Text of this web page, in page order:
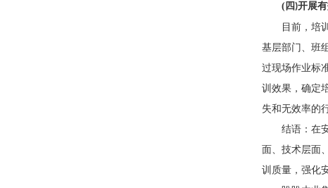
( 四 )开展
目前，培
基层部门、班
过现场作业标
训效果，确定
失和无效率的
结语：在
面、技术层面
训质量，强化